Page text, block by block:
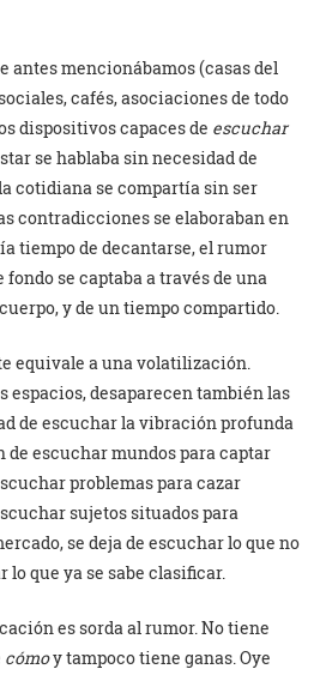
antes mencionábamos (casas del
cafés, asociaciones de todo
dispositivos capaces de escuchar
se hablaba sin necesidad de
cotidiana se compartía sin ser
contradicciones se elaboraban en
tiempo de decantarse, el rumor
se captaba a través de una
y de un tiempo compartido.
equivale a una volatilización.
espacios, desaparecen también las
de escuchar la vibración profunda
de escuchar mundos para captar
problemas para cazar
sujetos situados para
se deja de escuchar lo que no
que ya se sabe clasificar.
es sorda al rumor. No tiene
cómoy tampoco tiene ganas. Oye